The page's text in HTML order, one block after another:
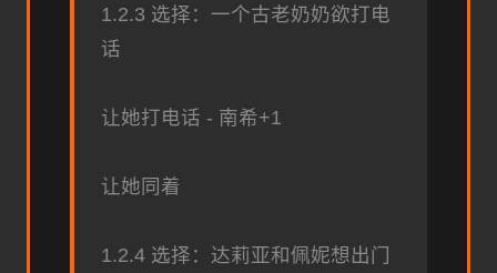
1.2.3 选择：一个古老奶奶欲打电
话
让她打电话 - 南希+1
让她同着
1.2.4 选择：达莉亚和佩妮想出门